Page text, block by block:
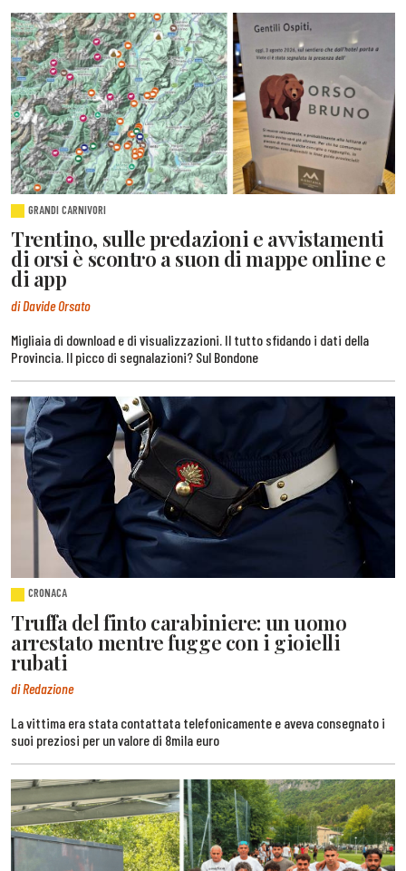
GRANDI CARNIVORI
Trentino, sulle predazioni e avvistamenti
di orsi è scontro a suon di mappe online e
di app
di Davide Orsato
Migliaia di download e di visualizzazioni. Il tutto sfidando i dati della
Provincia. Il picco di segnalazioni? Sul Bondone
CRONACA
Truffa del finto carabiniere: un uomo
arrestato mentre fugge con i gioielli
rubati
di Redazione
La vittima era stata contattata telefonicamente e aveva consegnato i
suoi preziosi per un valore di 8mila euro